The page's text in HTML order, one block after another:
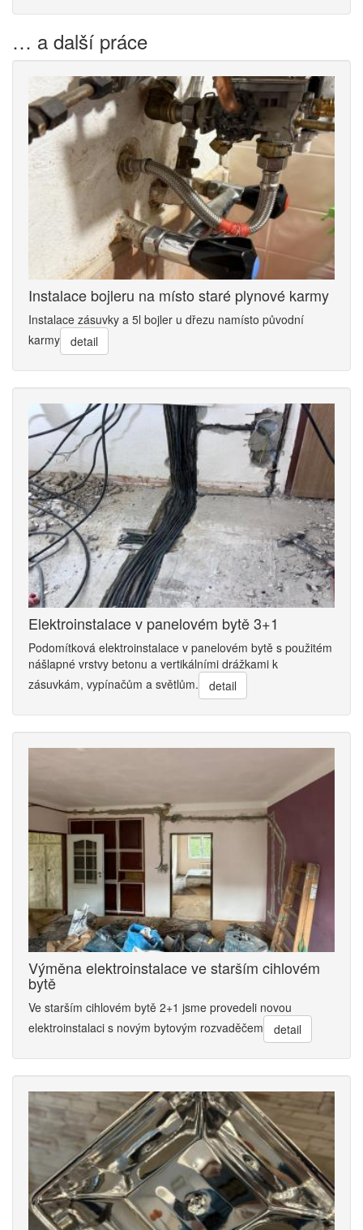
… a další práce
Instalace bojleru na místo staré plynové karmy
Instalace zásuvky a 5l bojler u dřezu namísto původní
karmy
detail
Elektroinstalace v panelovém bytě 3+1
Podomítková elektroinstalace v panelovém bytě s použitém
nášlapné vrstvy betonu a vertikálními drážkami k
zásuvkám, vypínačům a světlům.
detail
Výměna elektroinstalace ve starším cihlovém
bytě
Ve starším cihlovém bytě 2+1 jsme provedeli novou
elektroinstalaci s novým bytovým rozvaděčem
detail